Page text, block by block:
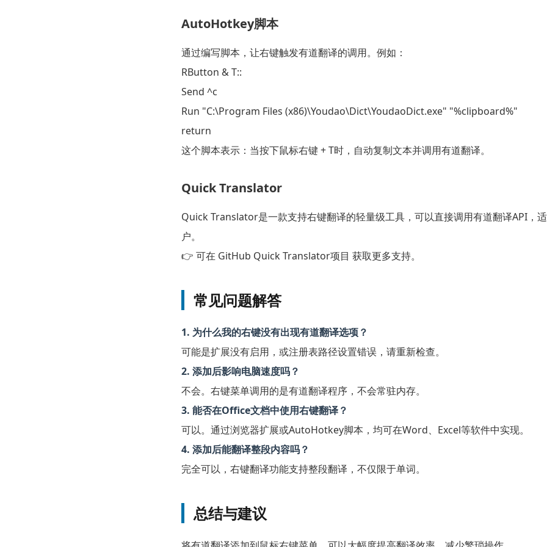
AutoHotkey脚本
通过编写脚本，让右键触发有道翻译的调用。例如：
RButton & T::
Send ^c
Run "C:\Program Files (x86)\Youdao\Dict\YoudaoDict.exe" "%clipboard%"
这个脚本表示：当按下鼠标右键 + T时，自动复制文本并调用有道翻译。
Quick Translator
Quick Translator是一款支持右键翻译的轻量级工具，可以直接调用有道翻译API，
户。
👉 可在 GitHub Quick Translator项目 获取更多支持。
常见问题解答
1. 为什么我的右键没有出现有道翻译选项？
可能是扩展没有启用，或注册表路径设置错误，请重新检查。
2. 添加后影响电脑速度吗？
不会。右键菜单调用的是有道翻译程序，不会常驻内存。
3. 能否在Office文档中使用右键翻译？
可以。通过浏览器扩展或AutoHotkey脚本，均可在Word、Excel等软件中实现。
4. 添加后能翻译整段内容吗？
完全可以，右键翻译功能支持整段翻译，不仅限于单词。
总结与建议